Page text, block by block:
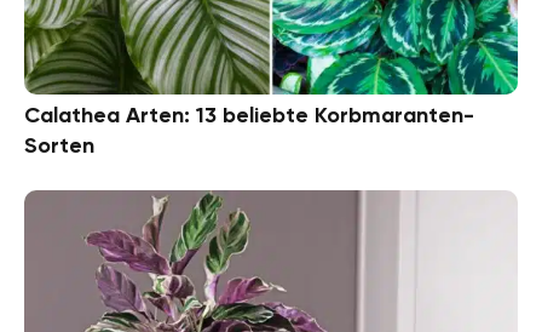
Calathea Arten: 13 beliebte Korbmaranten-
Sorten